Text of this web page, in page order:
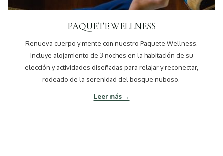
PAQUETE WELLNESS
Renueva cuerpo y mente con nuestro Paquete Wellness.
Incluye alojamiento de 3 noches en la habitación de su
elección y actividades diseñadas para relajar y reconectar,
rodeado de la serenidad del bosque nuboso.
Leer más